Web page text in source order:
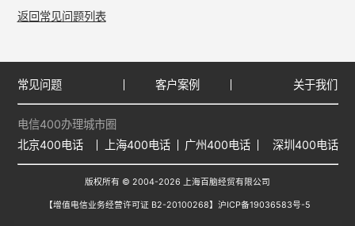
返回常见问题列表
常见问题 客户案例 关于我们
电信400办理城市圈
北京400电话
上海400电话 广州400电话 深圳400电话
版权所有 © 2004-2026 上海百脑经贸有限公司
【增值电信业务经营许可证 B2-20100268】 沪ICP备19036583号-5